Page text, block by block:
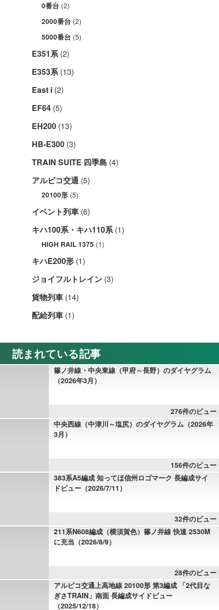
0番台 (2)
2000番台 (2)
5000番台 (5)
E351系(2)
E353系(13)
East i (2)
EF64 (5)
EH200 (13)
HB-E300 (3)
TRAIN SUITE 四季島 (4)
アルピコ交通 (5)
20100形 (5)
イベント列車 (6)
キハ100系・キハ110系(1)
HIGH RAIL 1375 (1)
キハE200形 (1)
ジョイフルトレイン (3)
貨物列車 (14)
配給列車 (1)
読まれている記事
篠ノ井線・中央東線（甲府～長野）のダイヤグラム
（2026年3月）
276件のビュー
中央西線（中津川～塩尻）のダイヤグラム（2026年
3月）
156件のビュー
383系A5編成 知ってほ信州ロゴマーク 長編成サイ
ドビュー（2026/7/11）
32件のビュー
211系N608編成（横須賀色）篠ノ井線 快速 2530M
に充当（2026/8/9）
28件のビュー
アルピコ交通上高地線 20100形 第3編成 「2代目な
ぎさTRAIN」南面 長編成サイドビュー
（2025/12/18）